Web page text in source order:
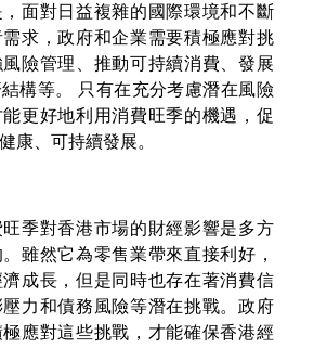
面對日益複雜的國際環境和不斷
求，政府和企業需要積極應對挑
險管理、推動可持續消費、發展
構等。 只有在充分考慮潛在風險
更好地利用消費旺季的機遇，促
康、可持續發展。
季對香港市場的財經影響是多方
雖然它為零售業帶來直接利好，
成長，但是同時也存在著消費信
力和債務風險等潛在挑戰。政府
應對這些挑戰，才能確保香港經